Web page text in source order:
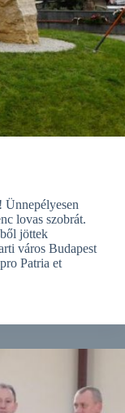
Ünnepélyesen
lovas szobrát.
jöttek
város Budapest
Patria et